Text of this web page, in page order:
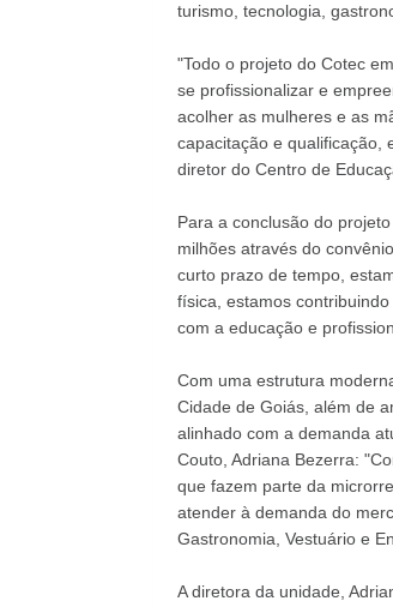
turismo, tecnologia,
"Todo o projeto do Cotec
se profissionalizar e
acolher as mulheres e as
capacitação e qualificação,
diretor do Centro de
Para a conclusão do
milhões através do
curto prazo de tempo,
física, estamos
com a educação e
Com uma estrutura
Cidade de Goiás, além de
alinhado com a demanda
Couto, Adriana Bezerra:
que fazem parte da
atender à demanda do
Gastronomia, Vestuário e
A diretora da unidade,